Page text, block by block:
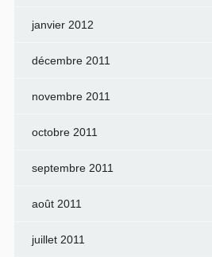
janvier 2012
décembre 2011
novembre 2011
octobre 2011
septembre 2011
août 2011
juillet 2011